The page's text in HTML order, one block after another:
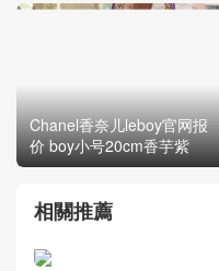
Chanel香奈儿leboy官网报
价 boy小号20cm香芋紫
相關推薦